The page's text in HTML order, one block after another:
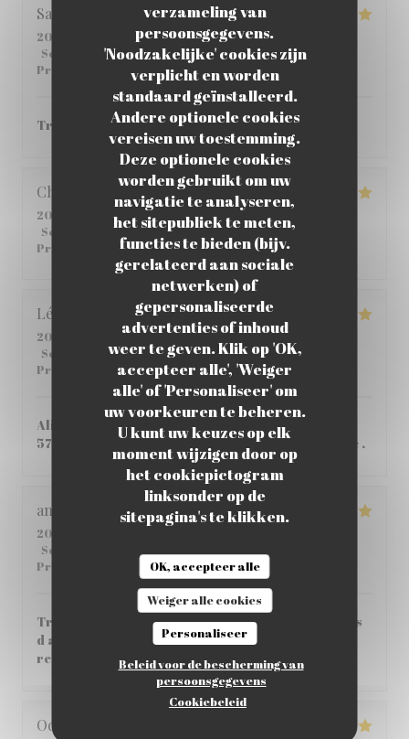
verzameling van
persoonsgegevens.
'Noodzakelijke' cookies zijn
verplicht en worden
standaard geïnstalleerd.
Andere optionele cookies
vereisen uw toestemming.
Deze optionele cookies
worden gebruikt om uw
navigatie te analyseren,
het sitepubliek te meten,
functies te bieden (bijv.
gerelateerd aan sociale
netwerken) of
gepersonaliseerde
advertenties of inhoud
weer te geven. Klik op 'OK,
accepteer alle', 'Weiger
alle' of 'Personaliseer' om
uw voorkeuren te beheren.
U kunt uw keuzes op elk
moment wijzigen door op
het cookiepictogram
linksonder op de
sitepagina's te klikken.
OK, accepteer alle
Weiger alle cookies
Personaliseer
Beleid voor de bescherming van
persoonsgegevens
Cookiebeleid
Sabria
2026-06-01
- 12:00 - Gasten 6
Service
/5 Atmosfeer:4/5 Keuken:5/5 Kwaliteit /
Prijs
Très bon ! je vous le recommande.
Christophe C
2026-05-25
- 12:45 - Gasten 2
Service
Atmosfeer:5/5 Keuken:4/5 Kwaliteit /
Prijs
Léane
2026-05-14
- 20:00 - Gasten 2
Service
/5 Atmosfeer:5/5 Keuken:5 /5 Kwaliteit /
Prijs
Aliment de qualité, Très bon pas si cher que ça
57,80€ à 2 , personnel tres accueillant et aimable .
angeloz
2026-05-14
Service
Prijs
Très bonne crêperie agréable très bon service pas
d attente entre les plats très bon accueil je
recommande vivement
Odile